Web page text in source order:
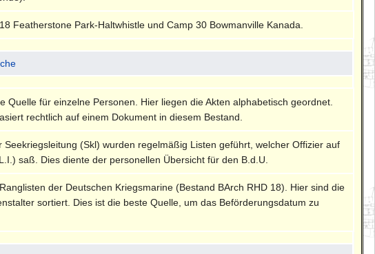
Featherstone Park-Haltwhistle und Camp 30 Bowmanville Kanada.
Quelle für einzelne Personen. Hier liegen die Akten alphabetisch geordnet.
rechtlich auf einem Dokument in diesem Bestand.
(Skl) wurden regelmäßig Listen geführt, welcher Offizier auf
saß. Dies diente der personellen Übersicht für den B.d.U.
der Deutschen Kriegsmarine (Bestand BArch RHD 18). Hier sind die
sortiert. Dies ist die beste Quelle, um das Beförderungsdatum zu